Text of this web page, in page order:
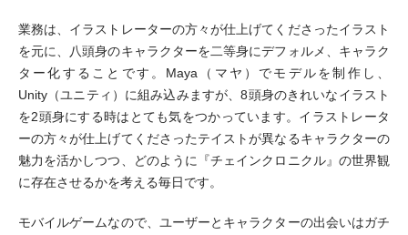
業務は、イラストレーターの方々が仕上げてくださったイラスト
を元に、八頭身のキャラクターを二等身にデフォルメ、キャラク
ター化することです。Maya（マヤ）でモデルを制作し、
Unity（ユニティ）に組み込みますが、8頭身のきれいなイラスト
を2頭身にする時はとても気をつかっています。イラストレータ
ーの方々が仕上げてくださったテイストが異なるキャラクターの
魅力を活かしつつ、どのように『チェインクロニクル』の世界観
に存在させるかを考える毎日です。
モバイルゲームなので、ユーザーとキャラクターの出会いはガチ